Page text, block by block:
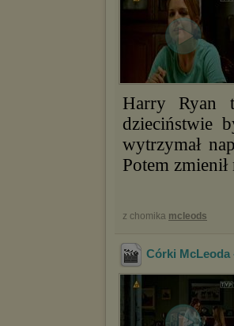
Harry Ryan
dzieciństwie
wytrzymał
Potem
z chomika mcleods
Córki McLeoda